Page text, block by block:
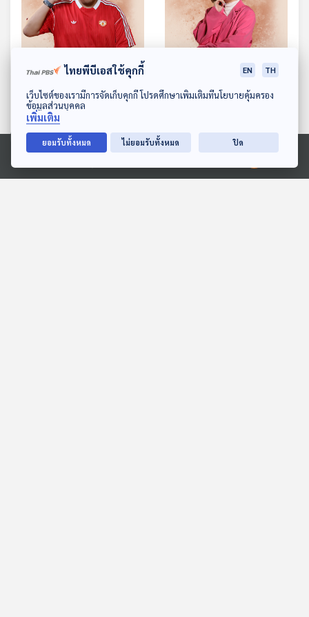
ดาวน์โหลด Thai PBS Podcast Application
Ⓒ 2020 องค์การกระจายเสียงและแพร่ภาพสาธารณะแห่งประเทศไทย
EP. 75: “เจ๊ดำ” วิเคราะห์
แฟนบอลที่มีความสุข…ย่อม
เคยรู้จักทั้งแพ้และชนะ - ศุภ
ชัย หนุมาศ
Made My Day วันนี้ดีที่สุด
EP. 76: Point Of View
กับชีวิตที่ไม่มีคำว่า "น่าเบื่อ"
ตอนที่เกี่ยวข้อง
ไทยพีบีเอสใช้คุกกี้ EN TH
เว็บไซต์ของเรามีการจัดเก็บคุกกี้ โปรดศึกษาเพิ่มเติมที่นโยบายคุ้มครอง
ข้อมูลส่วนบุคคล
เพิ่มเติม
ยอมรับทั้งหมด ไม่ยอมรับทั้งหมด ปิด